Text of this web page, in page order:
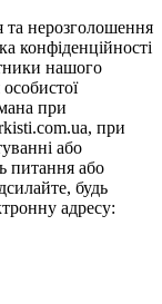
нерозголошення
конфіденційності
нашого
при
при
або
питання або
будь
адресу: